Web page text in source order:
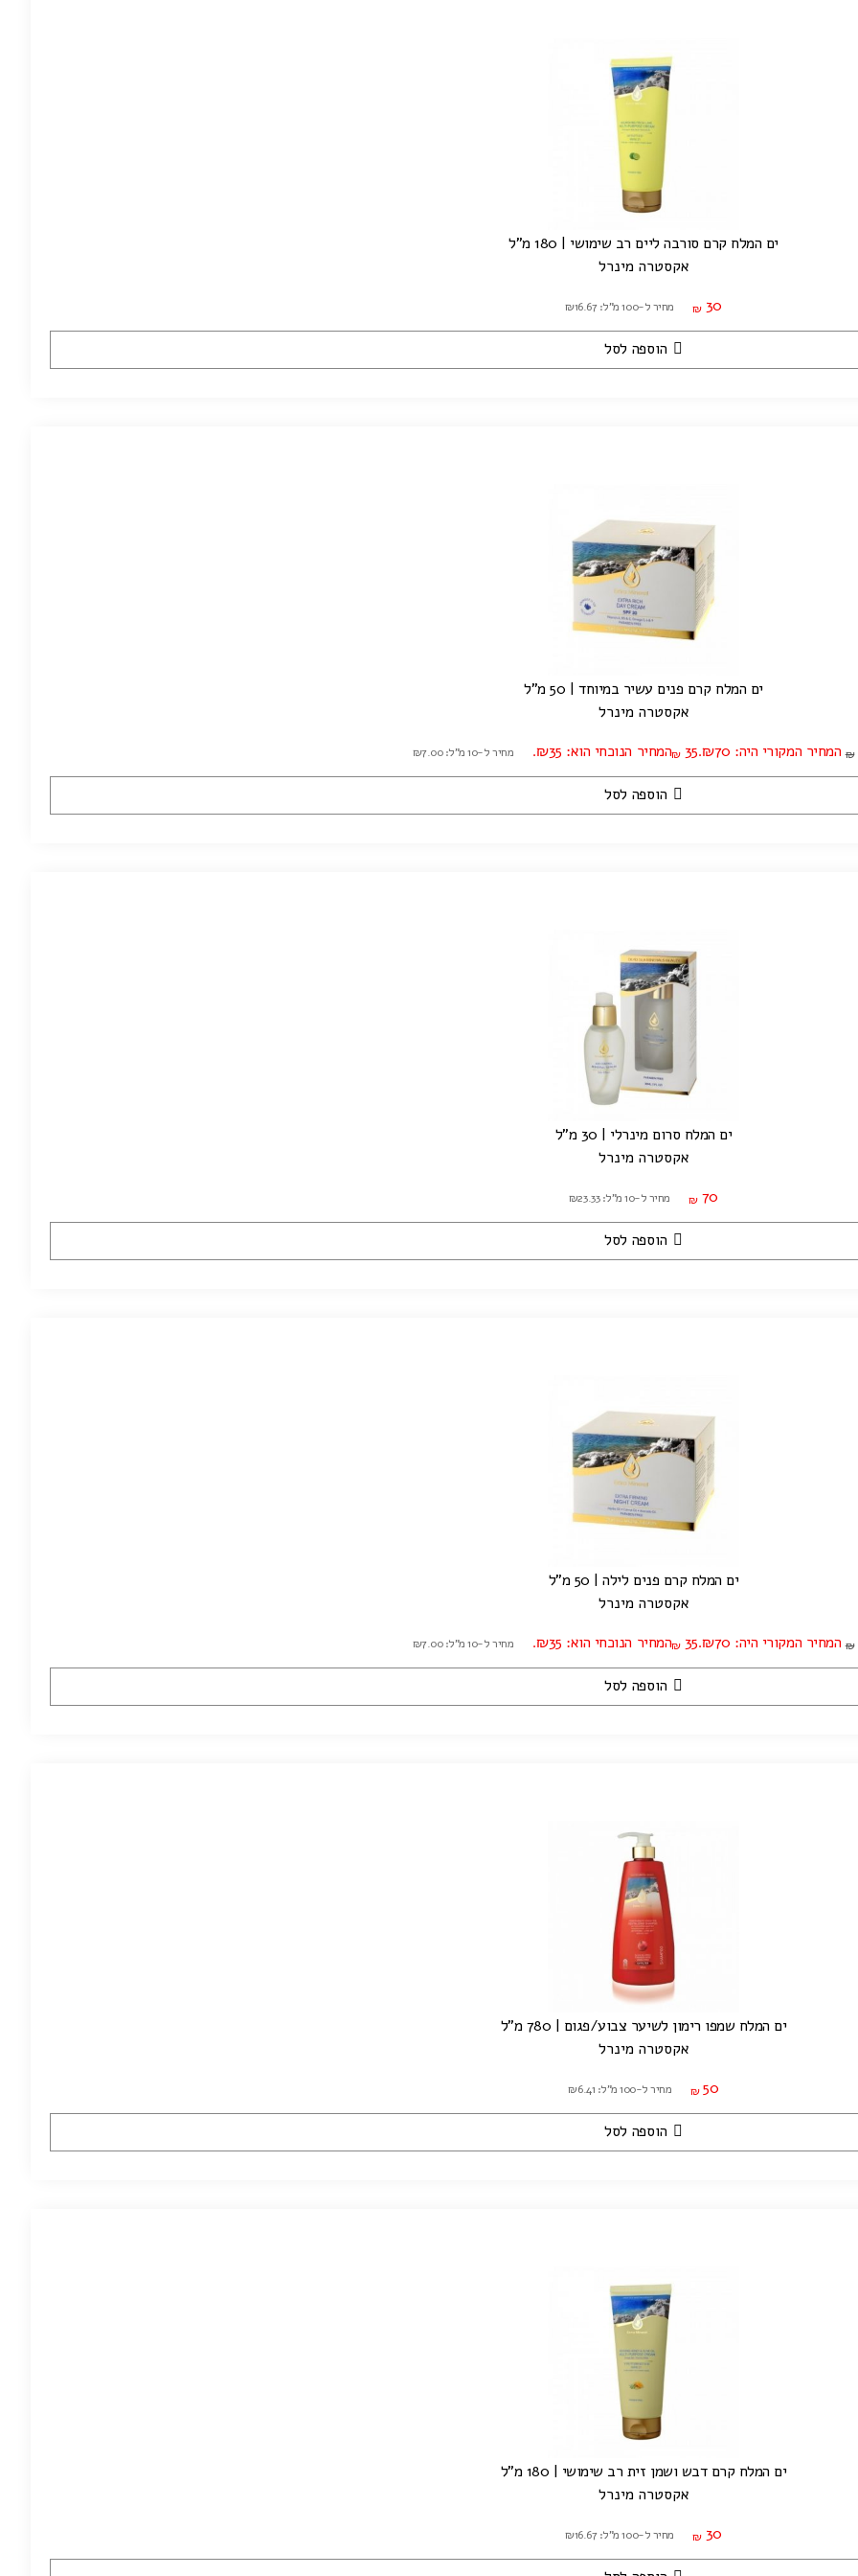
ים המלח קרם סורבה ליים רב שימושי | 180 מ"ל
אקסטרה מינרל
₪ 30 מחיר ל-100 מ"ל: ₪16.67
הוספה לסל
ים המלח קרם פנים עשיר במיוחד | 50 מ"ל
אקסטרה מינרל
₪ המחיר המקורי היה: ₪70. ₪ 35 המחיר הנוכחי הוא: ₪35. מחיר ל-10 מ"ל: ₪7.00
הוספה לסל
ים המלח סרום מינרלי | 30 מ"ל
אקסטרה מינרל
₪ 70 מחיר ל-10 מ"ל: ₪23.33
הוספה לסל
ים המלח קרם פנים לילה | 50 מ"ל
אקסטרה מינרל
₪ המחיר המקורי היה: ₪70. ₪ 35 המחיר הנוכחי הוא: ₪35. מחיר ל-10 מ"ל: ₪7.00
הוספה לסל
ים המלח שמפו רימון לשיער צבוע/פגום | 780 מ"ל
אקסטרה מינרל
₪ 50 מחיר ל-100 מ"ל: ₪6.41
הוספה לסל
ים המלח קרם דבש ושמן זית רב שימושי | 180 מ"ל
אקסטרה מינרל
₪ 30 מחיר ל-100 מ"ל: ₪16.67